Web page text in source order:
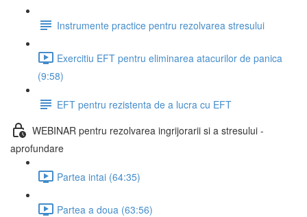
Instrumente practice pentru rezolvarea stresului
Exercitiu EFT pentru eliminarea atacurilor de panica
(9:58)
EFT pentru rezistenta de a lucra cu EFT
WEBINAR pentru rezolvarea ingrijorarii si a stresului -
aprofundare
Partea intai (64:35)
Partea a doua (63:56)